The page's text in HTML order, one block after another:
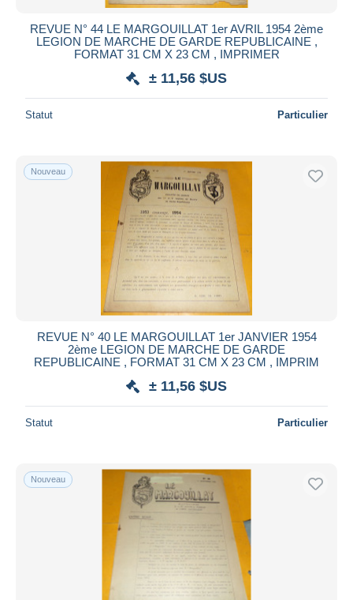
depuis
jours
Fermant
Prix
Livraison gratuite
Méthodes de paiement
PayPal
Virement bancaire
Mastercard
Bancontact
iDeal
Maestro
Résidence du vendeur
Monde entier
REVUE N° 44 LE MARGOUILLAT 1er AVRIL 1954 2ème
LEGION DE MARCHE DE GARDE REPUBLICAINE ,
FORMAT 31 CM X 23 CM , IMPRIMER
± 11,56 $US
Statut Particulier
Nouveau
REVUE N° 40 LE MARGOUILLAT 1er JANVIER 1954
2ème LEGION DE MARCHE DE GARDE
REPUBLICAINE , FORMAT 31 CM X 23 CM , IMPRIM
± 11,56 $US
Statut Particulier
Nouveau